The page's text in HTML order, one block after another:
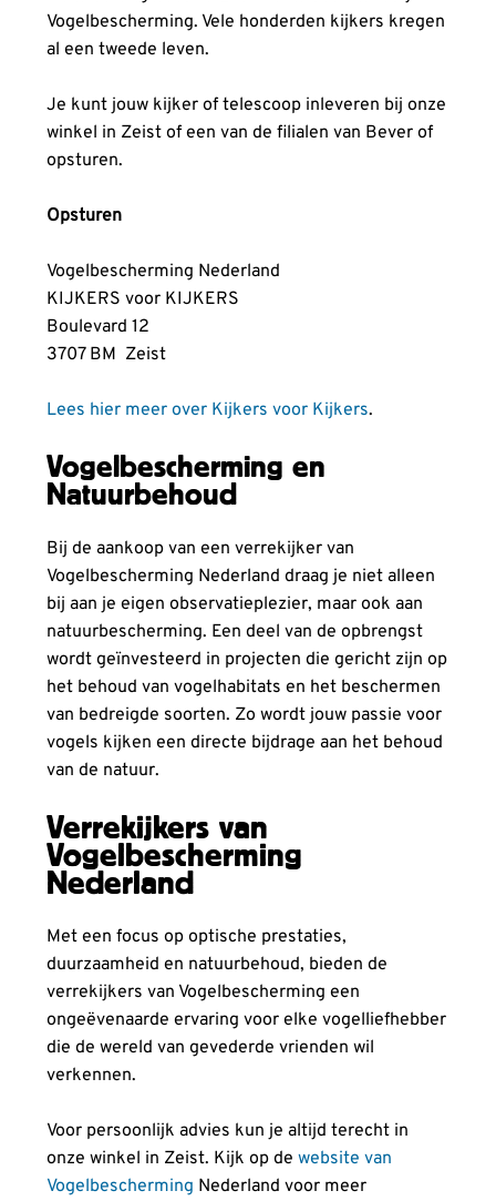
Vogelbescherming. Vele honderden kijkers kregen
al een tweede leven.
Je kunt jouw kijker of telescoop inleveren bij onze
winkel in Zeist of een van de filialen van Bever of
opsturen.
Opsturen
Vogelbescherming Nederland
KIJKERS voor KIJKERS
Boulevard 12
3707 BM Zeist
Lees hier meer over Kijkers voor Kijkers.
Vogelbescherming en
Natuurbehoud
Bij de aankoop van een verrekijker van
Vogelbescherming Nederland draag je niet alleen
bij aan je eigen observatieplezier, maar ook aan
natuurbescherming. Een deel van de opbrengst
wordt geïnvesteerd in projecten die gericht zijn op
het behoud van vogelhabitats en het beschermen
van bedreigde soorten. Zo wordt jouw passie voor
vogels kijken een directe bijdrage aan het behoud
van de natuur.
Verrekijkers van
Vogelbescherming
Nederland
Met een focus op optische prestaties,
duurzaamheid en natuurbehoud, bieden de
verrekijkers van Vogelbescherming een
ongeëvenaarde ervaring voor elke vogelliefhebber
die de wereld van gevederde vrienden wil
verkennen.
Voor persoonlijk advies kun je altijd terecht in
onze winkel in Zeist. Kijk op de website van
Vogelbescherming Nederland voor meer